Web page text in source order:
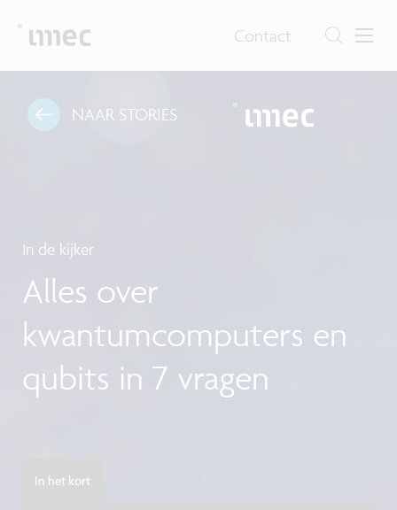
Contact
NAAR STORIES
In de kijker
Alles over
kwantumcomputers en
qubits in 7 vragen
In het kort